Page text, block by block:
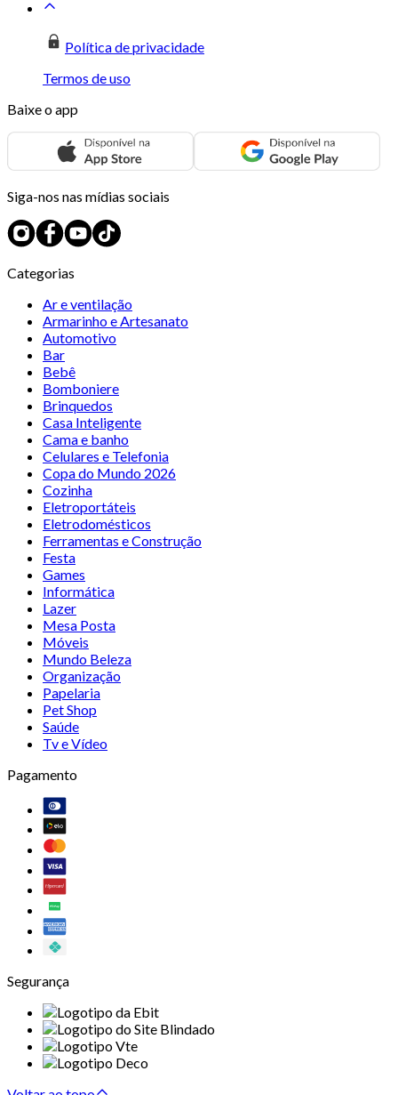
Política de privacidade
Termos de uso
Baixe o app
Siga-nos nas mídias sociais
Categorias
Ar e ventilação
Armarinho e Artesanato
Automotivo
Bar
Bebê
Bomboniere
Brinquedos
Casa Inteligente
Cama e banho
Celulares e Telefonia
Copa do Mundo 2026
Cozinha
Eletroportáteis
Eletrodomésticos
Ferramentas e Construção
Festa
Games
Informática
Lazer
Mesa Posta
Móveis
Mundo Beleza
Organização
Papelaria
Pet Shop
Saúde
Tv e Vídeo
Pagamento
Segurança